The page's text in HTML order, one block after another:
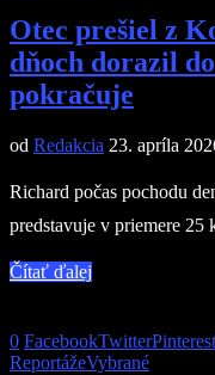
Otec prešiel z
dňoch dorazil
pokračuje
od Redakcia 23. apríla
Richard počas pochodu
predstavuje v priemere 25
Čítať ďalej
0 FacebookTwitterPinterest
ReportážeVybrané